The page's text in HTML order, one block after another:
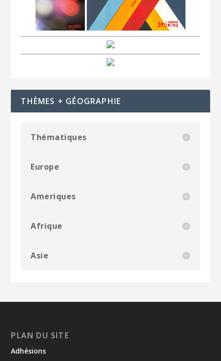
THÈMES + GÉOGRAPHIE
Thématiques
Europe
Ameriques
Afrique
Asie
PLAN DU SITE
Adhésions